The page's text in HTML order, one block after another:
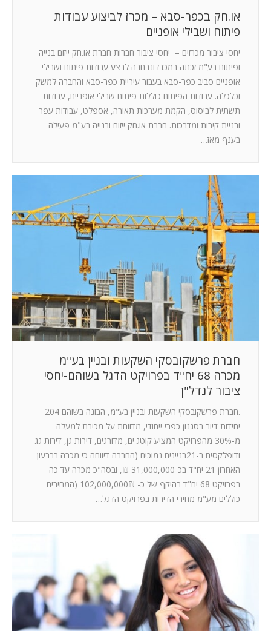
או.חק בכפר-סבא – מכרז לביצוע עבודות
פיתוח ושבילי אופניים
יחסי ציבור מכרזים – יחסי ציבור חברות חברת או.חק ייזום בנייה
ופיתוח בע"מ זכתה במכרז ונבחרה לבצע עבודות פיתוח ושבילי
אופניים סביב כפר-סבא בעבור עיריית כפר-סבא והחברה למשק
וכלכלה. עבודות הפיתוח כוללות פיתוח שבילי אופניים, עבודות
תשתית לביסוס, הקמת מערכות תאורה, אספלט, עבודות עפר
ובניית קירות ומדרכות. חברת או.חק ייזום ובנייה בע"מ פעילה
בענף מאז…
חברת פרשקובסקי השקעות ובניין בע"מ
מכרה 68 יח"ד בפרויקט הדגל בשוהם-יחסי
ציבור לנדל"ן
.חברת פרשקובסקי השקעות ובניין בע"מ, הבונה בשוהם 204
יחידות דיור בסגנון כפרי ייחודי, מדווחת על מכירת למעלה
מ-30% מהפרויקט המציע קוטג'ים, מדורגים, דירות גן, דירות גג
ודופלקסים ב-21בניינים נמוכים (החברה דיווחה כי מכרה ברבעון
האחרון 21 יח"ד בכ-31,000,000 ₪, ובסה"כ מכרה עד כה
בפרויקט 68 יח"ד בהיקף של כ- 102,000,000₪ (המחירים
כוללים מע"מ מחירי הדירות בפרויקט הדגל…